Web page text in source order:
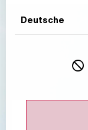
Deutsche